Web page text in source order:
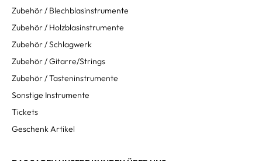
Zubehör / Blechblasinstrumente
Zubehör / Holzblasinstrumente
Zubehör / Schlagwerk
Zubehör / Gitarre/Strings
Zubehör / Tasteninstrumente
Sonstige Instrumente
Tickets
Geschenk Artikel